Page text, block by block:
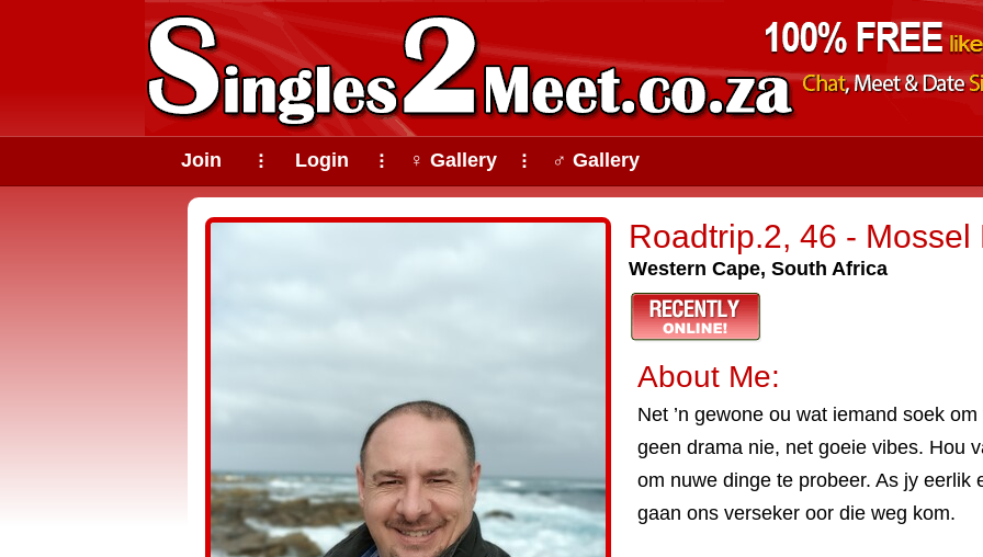
Join ⠇ Login ⠇ ♀ Gallery ⠇ ♂ Gallery
Roadtrip.2, 46 - Mossel
Western Cape, South Africa
About Me:
Net ’n gewone ou wat iemand soek
geen drama nie, net goeie vibes. Hou
om nuwe dinge te probeer. As jy eerlik
gaan ons verseker oor die weg kom.